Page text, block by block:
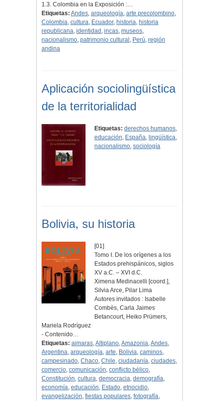
1.3. Colombia en la Exposición :…
Etiquetas: Andes, arqueología, arte precolombino,
Colombia, cultura, Ecuador, historia, historia
republicana, identidad , incas, museos,
nacionalismo, patrimonio cultural , Perú, región
andina
Aplicación sociolingüística
de la territorialidad
Etiquetas: derechos humanos,
educación, España, lingüística,
nacionalismo,sociología
Bolivia, su historia
[01]
Tomo I. De los orígenes a los
Estados prehispánicos, siglos
XV a.C. – XVI d.C.
Ximena Medinacelli [coord.],
Silvia Arce, Pilar Lima
Autores invitados : Isabelle
Combès, Carla Jaimes
Betancourt, Heiko Prümers,
Mariela Rodríguez
- Contenido…
Etiquetas: aimaras,Altiplano,Amazonia,Andes,
Argentina, arqueología, arte, Bolivia, caminos,
campesinado, Chaco, Chile, ciudadanía, ciudades,
comercio, comunicación, conflicto bélico,
Constitución, cultura, democracia, demografía,
economía, educación, Estado, etnocidio,
evangelización, fiestas populares, fotografía,